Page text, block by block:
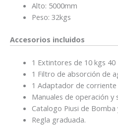
Alto: 5000mm
Peso: 32kgs
Accesorios incluidos
1 Extintores de 10 kgs 40
1 Filtro de absorción de
1 Adaptador de corriente
Manuales de operación y
Catalogo Piusi de Bomba
Regla graduada.